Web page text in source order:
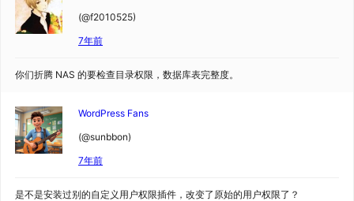
(@f2010525)
7年前
你们折腾 NAS 的要检查目录权限，数据库表完整度。
WordPress Fans
(@sunbbon)
7年前
是不是安装过别的自定义用户权限插件，改变了原始的用户权限了？